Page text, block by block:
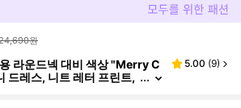
원
라운드넥 대비 색상 "Merry C
레스, 니트 레터 프린트,
5.00 (9)